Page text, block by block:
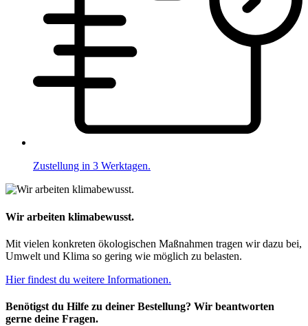
Zustellung in 3 Werktagen.
Wir arbeiten klimabewusst.
Mit vielen konkreten ökologischen Maßnahmen tragen wir dazu bei,
Umwelt und Klima so gering wie möglich zu belasten.
Hier findest du weitere Informationen.
Benötigst du Hilfe zu deiner Bestellung? Wir beantworten
gerne deine Fragen.